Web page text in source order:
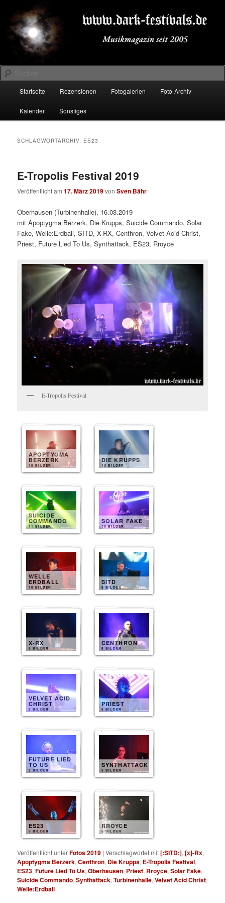
primären
Inhalt
springen
sekundären
Inhalt
springenDARK-FESTIVALS.DE
Suchen
Startseite Rezensionen Fotogalerien Foto-Archiv
Kalender Sonstiges
SCHLAGWORTARCHIV: ES23
E-Tropolis Festival 2019
Veröffentlicht am17. März 2019vonSven Bähr
Oberhausen (Turbinenhalle), 16.03.2019
mit Apoptygma Berzerk, Die Krupps, Suicide Commando, Solar
Fake, Welle:Erdball, SITD, X-RX, Centhron, Velvet Acid Christ,
Priest, Future Lied To Us, Synthattack, ES23, Rroyce
E-Tropolis Festival
APOPTYGMA
BERZERK
15 BILDER
DIE KRUPPS
13 BILDER
SUICIDE
COMMANDO
11 BILDER
SOLAR FAKE
10 BILDER
WELLE
ERDBALL
10 BILDER
SITD
8 BILDER
X-RX
8 BILDER
CENTHRON
8 BILDER
VELVET ACID
CHRIST
5 BILDER
PRIEST
5 BILDER
FUTURE LIED
TO US
5 BILDER
SYNTHATTACK
5 BILDER
ES23
5 BILDER
RROYCE
5 BILDER
Veröffentlicht unterFotos 2019 |Verschlagwortet mit[:SITD:],[x]-Rx,
Apoptygma Berzerk,Centhron, Die Krupps, E-Tropolis Festival,
ES23,Future Lied To Us,Oberhausen, Priest, Rroyce,Solar Fake,
Suicide Commando,Synthattack,Turbinenhalle,Velvet Acid Christ,
Welle:Erdball